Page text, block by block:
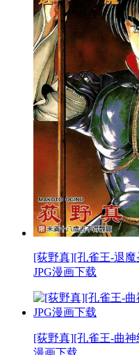
[荻野真][孔雀王-退
JPG漫画下载
[荻野真][孔雀王-曲神
漫画下载